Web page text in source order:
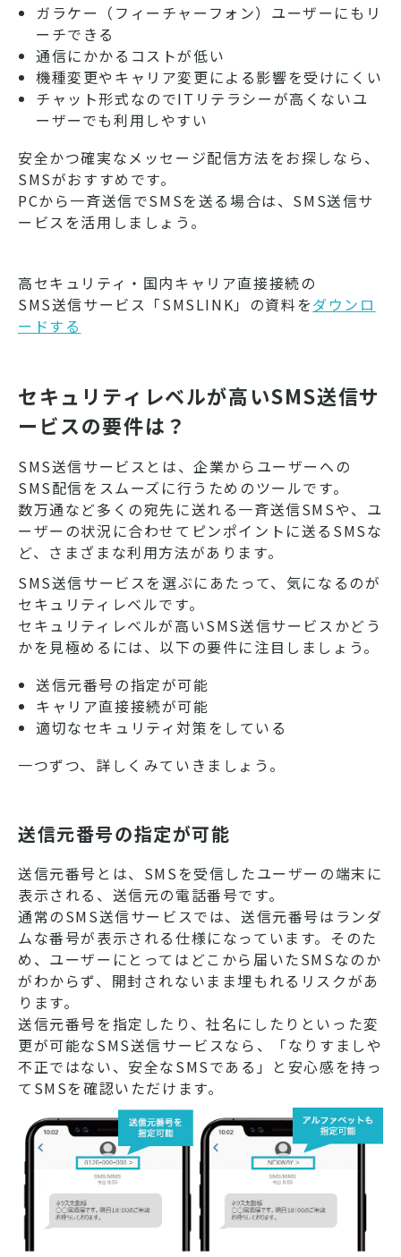
ガラケー（フィーチャーフォン）ユーザーにもリ
ーチできる
通信にかかるコストが低い
機種変更やキャリア変更による影響を受けにくい
チャット形式なのでITリテラシーが高くないユ
ーザーでも利用しやすい
安全かつ確実なメッセージ配信方法をお探しなら、
SMSがおすすめです。
PCから一斉送信でSMSを送る場合は、SMS送信サ
ービスを活用しましょう。
高セキュリティ・国内キャリア直接接続の
SMS送信サービス「SMSLINK」の資料をダウンロ
ードする
セキュリティレベルが高いSMS送信サ
ービスの要件は？
SMS送信サービスとは、企業からユーザーへの
SMS配信をスムーズに行うためのツールです。
数万通など多くの宛先に送れる一斉送信SMSや、ユ
ーザーの状況に合わせてピンポイントに送るSMSな
ど、さまざまな利用方法があります。
SMS送信サービスを選ぶにあたって、気になるのが
セキュリティレベルです。
セキュリティレベルが高いSMS送信サービスかどう
かを見極めるには、以下の要件に注目しましょう。
送信元番号の指定が可能
キャリア直接接続が可能
適切なセキュリティ対策をしている
一つずつ、詳しくみていきましょう。
送信元番号の指定が可能
送信元番号とは、SMSを受信したユーザーの端末に
表示される、送信元の電話番号です。
通常のSMS送信サービスでは、送信元番号はランダ
ムな番号が表示される仕様になっています。そのた
め、ユーザーにとってはどこから届いたSMSなのか
がわからず、開封されないまま埋もれるリスクがあ
ります。
送信元番号を指定したり、社名にしたりといった変
更が可能なSMS送信サービスなら、「なりすましや
不正ではない、安全なSMSである」と安心感を持っ
てSMSを確認いただけます。